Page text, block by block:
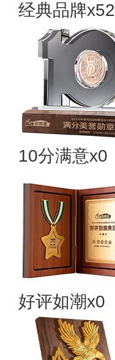
经典品牌x52
10分满意x0
好评如潮x0